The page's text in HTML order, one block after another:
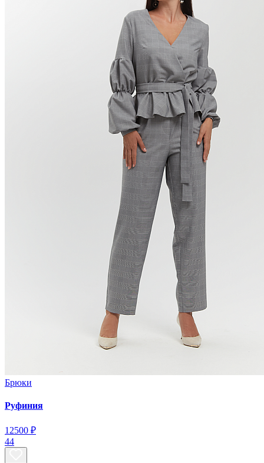
Брюки
Руфиния
12500 ₽
44